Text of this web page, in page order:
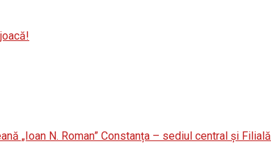
„Ioan N. Roman” Constanța – sediul central și Filială